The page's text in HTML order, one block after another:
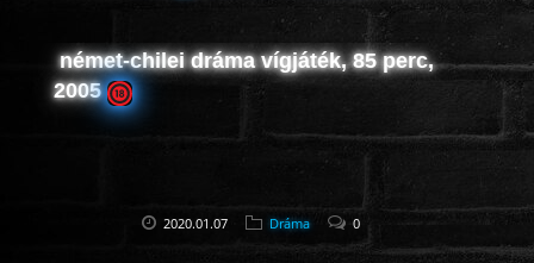
német-chilei dráma vígjáték, 85 perc,
2005
2020.01.07 Dráma 0